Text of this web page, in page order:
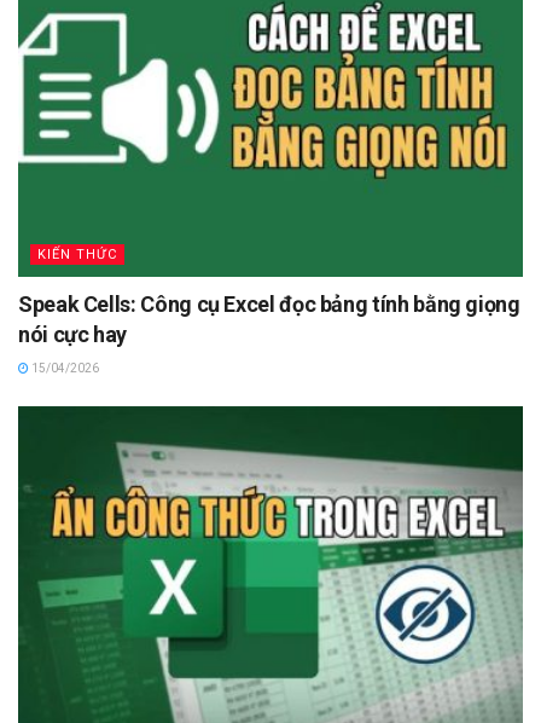
KIẾN THỨC
Speak Cells: Công cụ Excel đọc bảng tính bằng giọng
nói cực hay
15/04/2026